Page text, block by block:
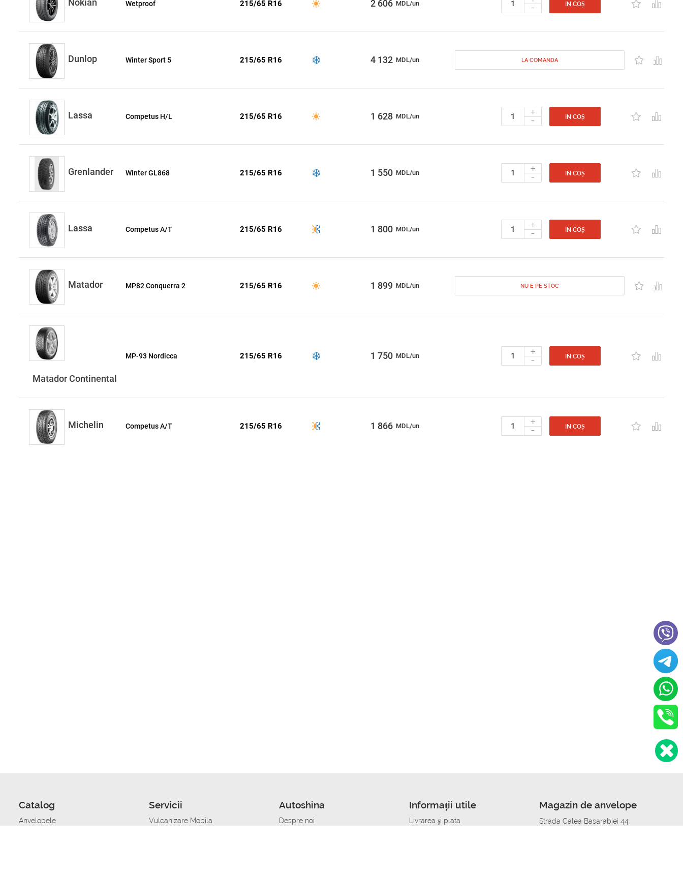
Nokian Wetproof 215/65 R16 2 606 MDL/un - IN COȘ
Dunlop Winter Sport 5 215/65 R16 4 132 MDL/un LA COMANDA
Lassa Competus H/L 215/65 R16 1 628 MDL/un +
- IN COȘ
Grenlander Winter GL868 215/65 R16 1 550 MDL/un +
- IN COȘ
Lassa Competus A/T 215/65 R16 1 800 MDL/un +
- IN COȘ
Matador MP82 Conquerra 2 215/65 R16 1 899 MDL/un NU E PE STOC
Matador Continental
MP-93 Nordicca 215/65 R16 1 750 MDL/un +
- IN COȘ
Michelin Competus A/T 215/65 R16 1 866 MDL/un +
- IN COȘ
Catalog
Anvelopele
Servicii
Vulcanizare Mobila
Autoshina
Despre noi
Informații utile
Livrarea şi plata
Magazin de anvelope
Strada Calea Basarabiei 44